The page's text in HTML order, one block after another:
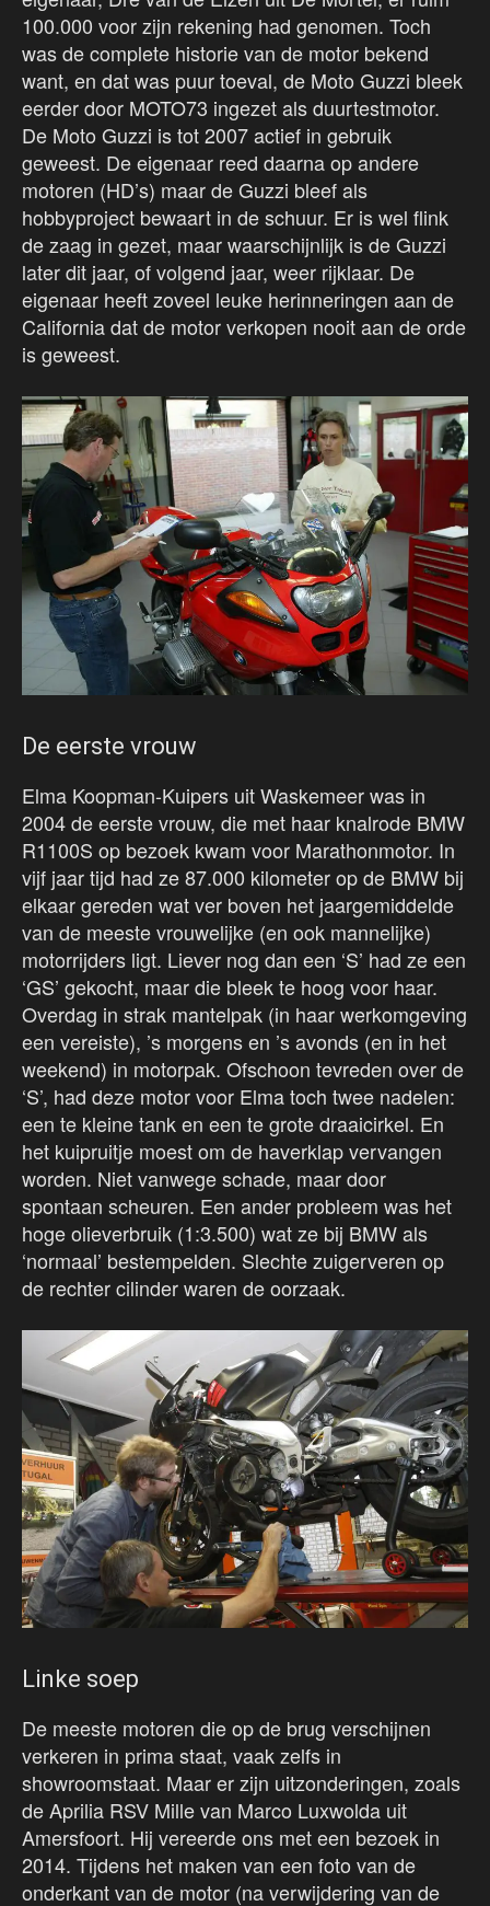
100.000 voor zijn rekening had genomen. Toch
was de complete historie van de motor bekend
want, en dat was puur toeval, de Moto Guzzi bleek
eerder door MOTO73 ingezet als duurtestmotor.
De Moto Guzzi is tot 2007 actief in gebruik
geweest. De eigenaar reed daarna op andere
motoren (HD’s) maar de Guzzi bleef als
hobbyproject bewaart in de schuur. Er is wel flink
de zaag in gezet, maar waarschijnlijk is de Guzzi
later dit jaar, of volgend jaar, weer rijklaar. De
eigenaar heeft zoveel leuke herinneringen aan de
California dat de motor verkopen nooit aan de orde
is geweest.
De eerste vrouw
Elma Koopman-Kuipers uit Waskemeer was in
2004 de eerste vrouw, die met haar knalrode BMW
R1100S op bezoek kwam voor Marathonmotor. In
vijf jaar tijd had ze 87.000 kilometer op de BMW bij
elkaar gereden wat ver boven het jaargemiddelde
van de meeste vrouwelijke (en ook mannelijke)
motorrijders ligt. Liever nog dan een ‘S’ had ze een
‘GS’ gekocht, maar die bleek te hoog voor haar.
Overdag in strak mantelpak (in haar werkomgeving
een vereiste), ’s morgens en ’s avonds (en in het
weekend) in motorpak. Ofschoon tevreden over de
‘S’, had deze motor voor Elma toch twee nadelen:
een te kleine tank en een te grote draaicirkel. En
het kuipruitje moest om de haverklap vervangen
worden. Niet vanwege schade, maar door
spontaan scheuren. Een ander probleem was het
hoge olieverbruik (1:3.500) wat ze bij BMW als
‘normaal’ bestempelden. Slechte zuigerveren op
de rechter cilinder waren de oorzaak.
Linke soep
De meeste motoren die op de brug verschijnen
verkeren in prima staat, vaak zelfs in
showroomstaat. Maar er zijn uitzonderingen, zoals
de Aprilia RSV Mille van Marco Luxwolda uit
Amersfoort. Hij vereerde ons met een bezoek in
2014. Tijdens het maken van een foto van de
onderkant van de motor (na verwijdering van de